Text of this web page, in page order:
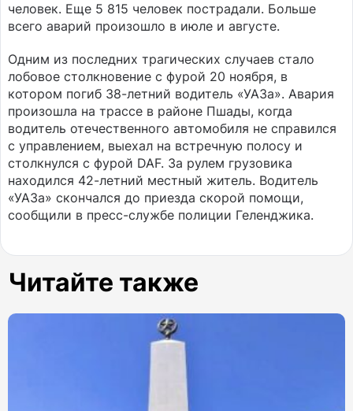
человек. Еще 5 815 человек пострадали. Больше
всего аварий произошло в июле и августе.
Одним из последних трагических случаев стало
лобовое столкновение с фурой 20 ноября, в
котором погиб 38-летний водитель «УАЗа». Авария
произошла на трассе в районе Пшады, когда
водитель отечественного автомобиля не справился
с управлением, выехал на встречную полосу и
столкнулся с фурой DAF. За рулем грузовика
находился 42-летний местный житель. Водитель
«УАЗа» скончался до приезда скорой помощи,
сообщили в пресс-службе полиции Геленджика.
Читайте также